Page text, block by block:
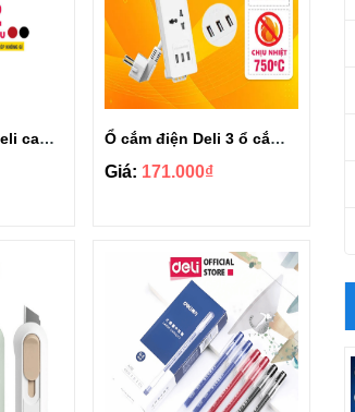
Kéo văn phòng Deli cao cấp 21cm E6010 Ổ cắm điện Deli 3 ổ cắm + 3 cổng USB có công tắc ET408
Giá: 171.000₫